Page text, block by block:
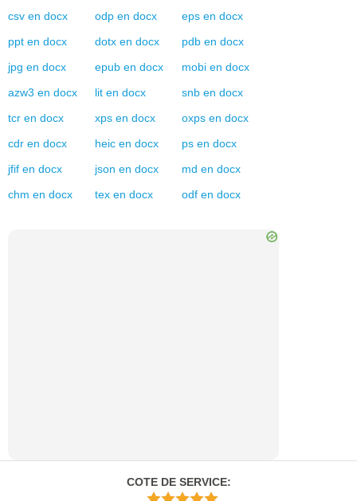
csv en docx odp en docx eps en docx
ppt en docx dotx en docx pdb en docx
jpg en docx epub en docx mobi en docx
azw3 en docx lit en docx snb en docx
tcr en docx xps en docx oxps en docx
cdr en docx heic en docx ps en docx
jfif en docx json en docx md en docx
chm en docx tex en docx odf en docx
COTE DE SERVICE: